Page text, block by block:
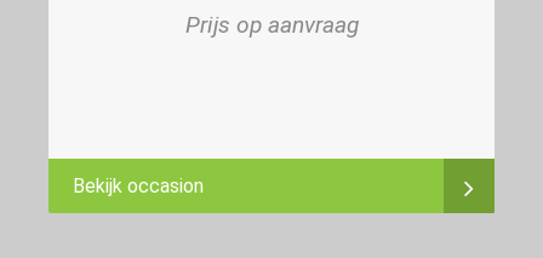
Prijs op aanvraag
Bekijk occasion